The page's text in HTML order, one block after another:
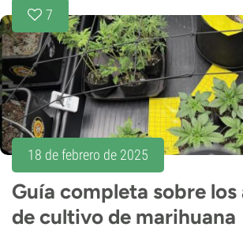
7
18 de febrero de 2025
Guía completa sobre
de cultivo de marihuana